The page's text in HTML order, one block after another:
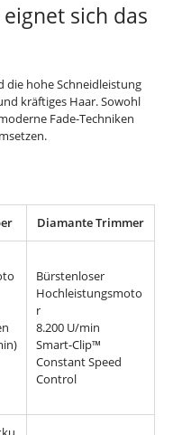
sich das
die hohe Schneidleistung
kräftiges Haar. Sowohl
Fade-Techniken
Diamante Trimmer
Bürstenloser
Hochleistungsmoto
r
8.200 U/min
Smart-Clip™
Constant Speed
Control